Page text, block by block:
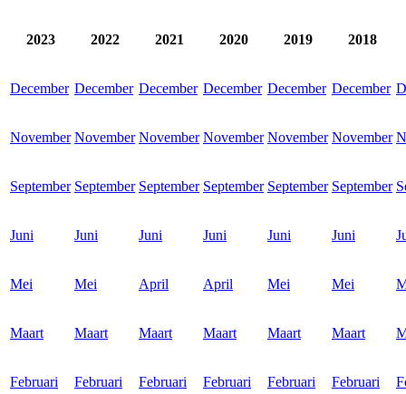
2023 2022 2021 2020 2019 2018
December December December December December December
November November November November November November
September September September September September September
Juni Juni Juni Juni Juni Juni
Mei Mei April April Mei Mei
Maart Maart Maart Maart Maart Maart
Februari Februari Februari Februari Februari Februari